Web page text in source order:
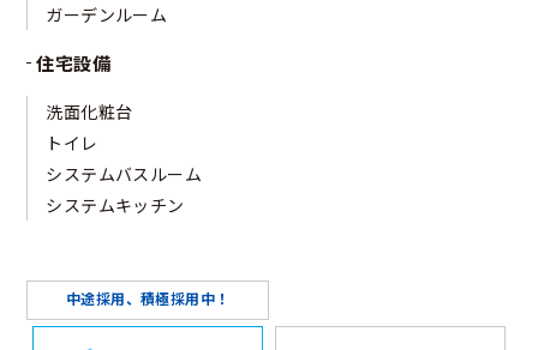
ガーデンルーム
住宅設備
洗面化粧台
トイレ
システムバスルーム
システムキッチン
中途採用、積極採用中！